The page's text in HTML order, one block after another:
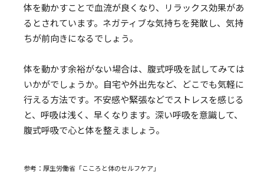
体を動かすことで血流が良くなり、リラックス効果があ
るとされています。ネガティブな気持ちを発散し、気持
ちが前向きになるでしょう。
体を動かす余裕がない場合は、腹式呼吸を試してみては
いかがでしょうか。自宅や外出先など、どこでも気軽に
行える方法です。不安感や緊張などでストレスを感じる
と、呼吸は浅く、早くなります。深い呼吸を意識して、
腹式呼吸で心と体を整えましょう。
参考：厚生労働省「こころと体のセルフケア」